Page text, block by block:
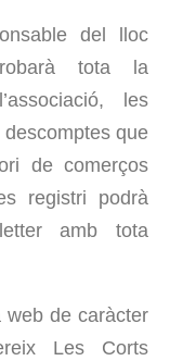
del lloc
tota la
les
que
de comerços
registri podrà
amb tota
de caràcter
Les Corts